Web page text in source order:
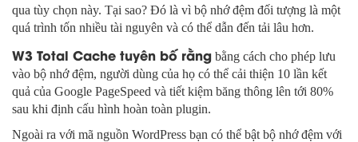
qua tùy chọn này. Tại sao? Đó là vì bộ nhớ đệm đối tượng là một
quá trình tốn nhiều tài nguyên và có thể dẫn đến tải lâu hơn.
W3 Total Cache tuyên bố rằng bằng cách cho phép lưu
vào bộ nhớ đệm, người dùng của họ có thể cải thiện 10 lần kết
quả của Google PageSpeed ​​và tiết kiệm băng thông lên tới 80%
sau khi định cấu hình hoàn toàn plugin.
Ngoài ra với mã nguồn WordPress bạn có thể bật bộ nhớ đệm với